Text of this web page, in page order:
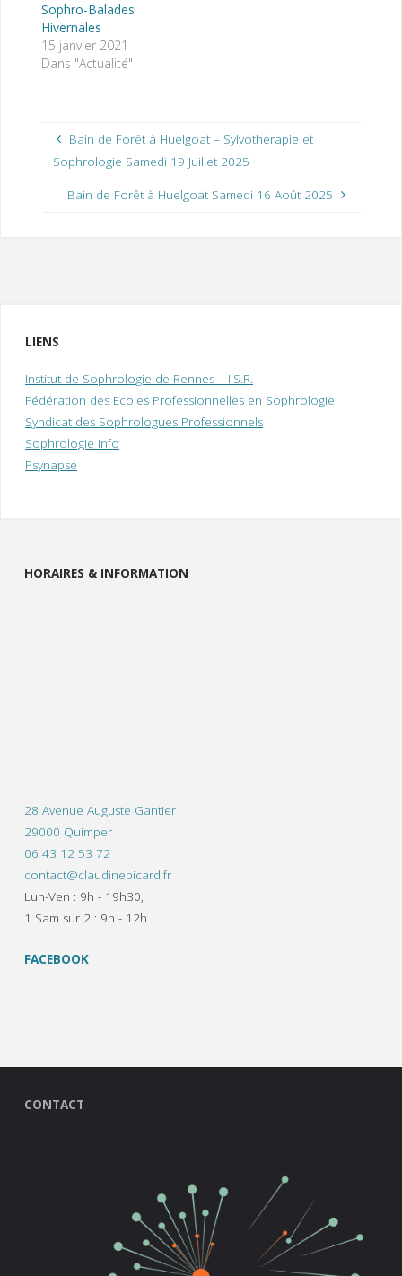
Sophro-Balades
Hivernales
15 janvier 2021
Dans "Actualité"
Bain de Forêt à Huelgoat – Sylvothérapie et
Sophrologie Samedi 19 Juillet 2025
Bain de Forêt à Huelgoat Samedi 16 Août 2025
LIENS
Institut de Sophrologie de Rennes – I.S.R.
Fédération des Ecoles Professionnelles en Sophrologie
Syndicat des Sophrologues Professionnels
Sophrologie Info
Psynapse
HORAIRES & INFORMATION
28 Avenue Auguste Gantier
29000 Quimper
06 43 12 53 72
contact@claudinepicard.fr
Lun-Ven : 9h - 19h30,
1 Sam sur 2 : 9h - 12h
FACEBOOK
CONTACT